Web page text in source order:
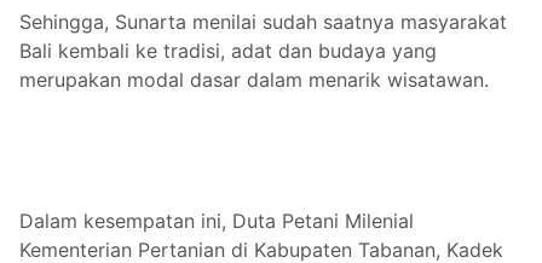
Sehingga, Sunarta menilai sudah saatnya masyarakat
Bali kembali ke tradisi, adat dan budaya yang
merupakan modal dasar dalam menarik wisatawan.
Dalam kesempatan ini, Duta Petani Milenial
Kementerian Pertanian di Kabupaten Tabanan, Kadek